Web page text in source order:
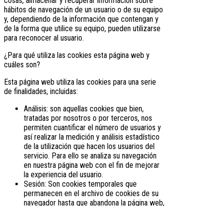
hábitos de navegación de un usuario o de su equipo
y, dependiendo de la información que contengan y
de la forma que utilice su equipo, pueden utilizarse
para reconocer al usuario.
¿Para qué utiliza las cookies esta página web y
cuáles son?
Esta página web utiliza las cookies para una serie
de finalidades, incluidas:
Análisis: son aquellas cookies que bien,
tratadas por nosotros o por terceros, nos
permiten cuantificar el número de usuarios y
así realizar la medición y análisis estadístico
de la utilización que hacen los usuarios del
servicio. Para ello se analiza su navegación
en nuestra página web con el fin de mejorar
la experiencia del usuario.
Sesión: Son cookies temporales que
permanecen en el archivo de cookies de su
navegador hasta que abandona la página web,